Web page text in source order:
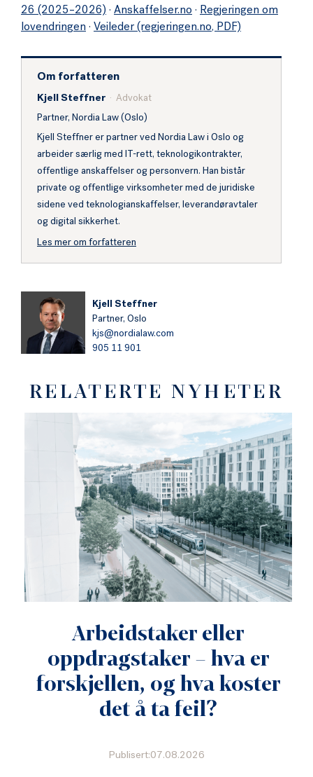
26 (2025–2026) · Anskaffelser.no · Regjeringen om
lovendringen · Veileder (regjeringen.no, PDF)
Om forfatteren
Kjell Steffner · Advokat
Partner, Nordia Law (Oslo)
Kjell Steffner er partner ved Nordia Law i Oslo og
arbeider særlig med IT-rett, teknologikontrakter,
offentlige anskaffelser og personvern. Han bistår
private og offentlige virksomheter med de juridiske
sidene ved teknologianskaffelser, leverandøravtaler
og digital sikkerhet.
Les mer om forfatteren
Kjell Steffner
Partner, Oslo
kjs@nordialaw.com
905 11 901
RELATERTE NYHETER
Arbeidstaker eller
oppdragstaker – hva er
forskjellen, og hva koster
det å ta feil?
Publisert:07.08.2026